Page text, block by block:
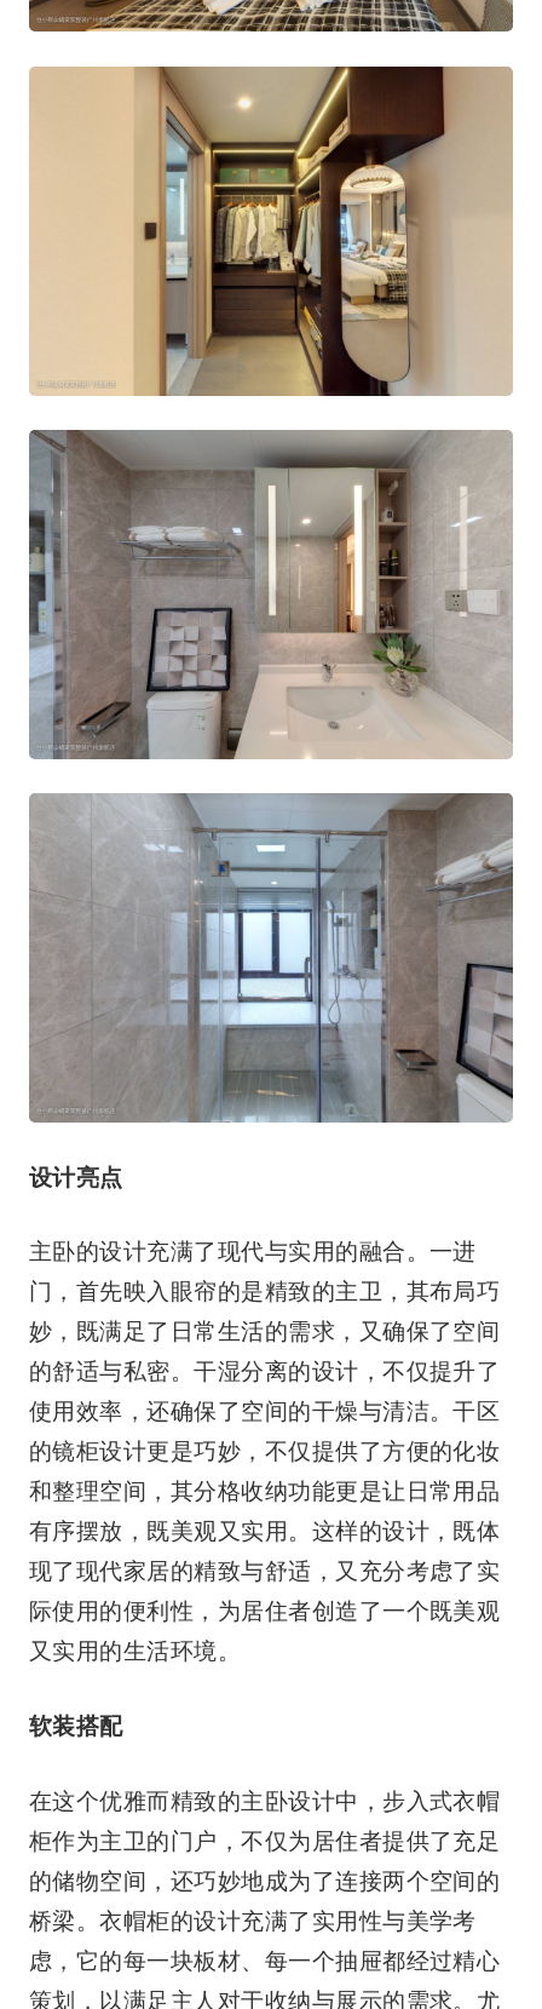
设计亮点
主卧的设计充满了现代与实用的融合。一进
门，首先映入眼帘的是精致的主卫，其布局巧
妙，既满足了日常生活的需求，又确保了空间
的舒适与私密。干湿分离的设计，不仅提升了
使用效率，还确保了空间的干燥与清洁。干区
的镜柜设计更是巧妙，不仅提供了方便的化妆
和整理空间，其分格收纳功能更是让日常用品
有序摆放，既美观又实用。这样的设计，既体
现了现代家居的精致与舒适，又充分考虑了实
际使用的便利性，为居住者创造了一个既美观
又实用的生活环境。
软装搭配
在这个优雅而精致的主卧设计中，步入式衣帽
柜作为主卫的门户，不仅为居住者提供了充足
的储物空间，还巧妙地成为了连接两个空间的
桥梁。衣帽柜的设计充满了实用性与美学考
虑，它的每一块板材、每一个抽屉都经过精心
策划，以满足主人对于收纳与展示的需求。尤